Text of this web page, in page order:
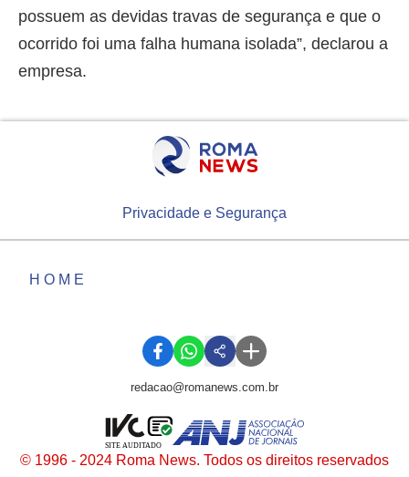
possuem as devidas travas de segurança e que o
ocorrido foi uma falha humana isolada”, declarou a
empresa.
Privacidade e Segurança
HOME
redacao@romanews.com.br
© 1996 - 2024 Roma News. Todos os direitos reservados
SITE AUDITADO